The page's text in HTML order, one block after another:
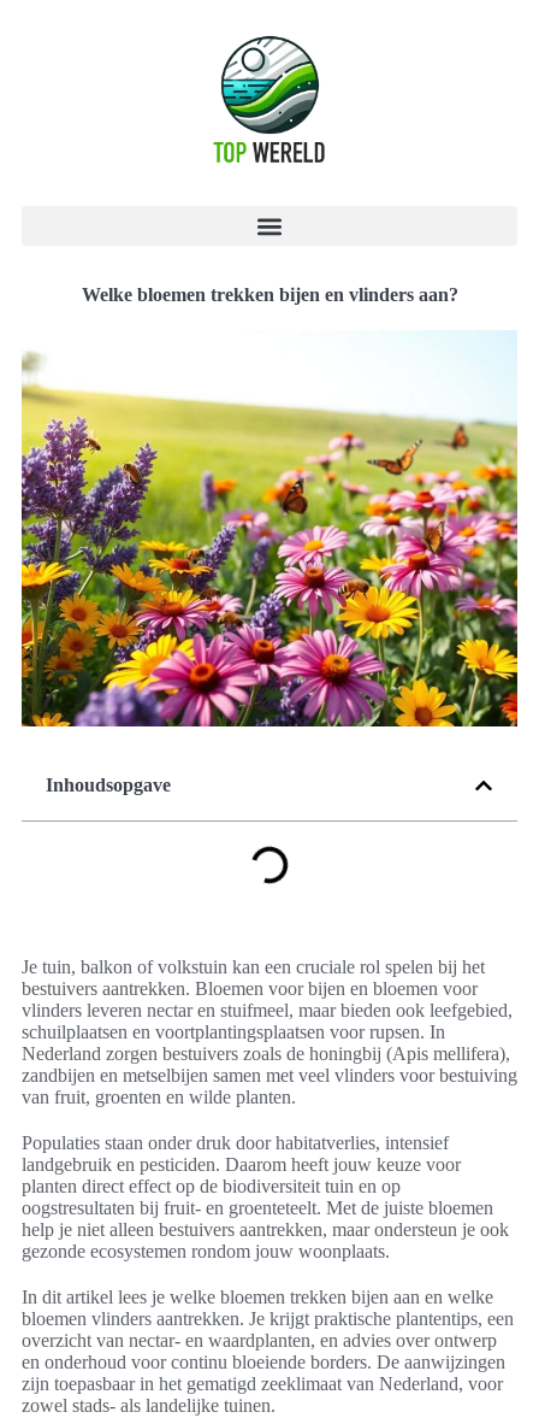
Welke bloemen trekken bijen en vlinders aan?
Inhoudsopgave
Je tuin, balkon of volkstuin kan een cruciale rol spelen bij het
bestuivers aantrekken. Bloemen voor bijen en bloemen voor
vlinders leveren nectar en stuifmeel, maar bieden ook leefgebied,
schuilplaatsen en voortplantingsplaatsen voor rupsen. In
Nederland zorgen bestuivers zoals de honingbij (Apis mellifera),
zandbijen en metselbijen samen met veel vlinders voor bestuiving
van fruit, groenten en wilde planten.
Populaties staan onder druk door habitatverlies, intensief
landgebruik en pesticiden. Daarom heeft jouw keuze voor
planten direct effect op de biodiversiteit tuin en op
oogstresultaten bij fruit- en groenteteelt. Met de juiste bloemen
help je niet alleen bestuivers aantrekken, maar ondersteun je ook
gezonde ecosystemen rondom jouw woonplaats.
In dit artikel lees je welke bloemen trekken bijen aan en welke
bloemen vlinders aantrekken. Je krijgt praktische plantentips, een
overzicht van nectar- en waardplanten, en advies over ontwerp
en onderhoud voor continu bloeiende borders. De aanwijzingen
zijn toepasbaar in het gematigd zeeklimaat van Nederland, voor
zowel stads- als landelijke tuinen.